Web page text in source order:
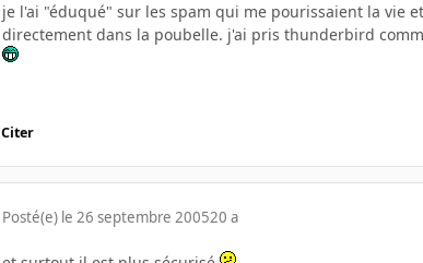
je l'ai "éduqué" sur les spam qui me pourissaient la vie
directement dans la poubelle. j'ai pris thunderbird
Citer
Posté(e) le 26 septembre 200520 a